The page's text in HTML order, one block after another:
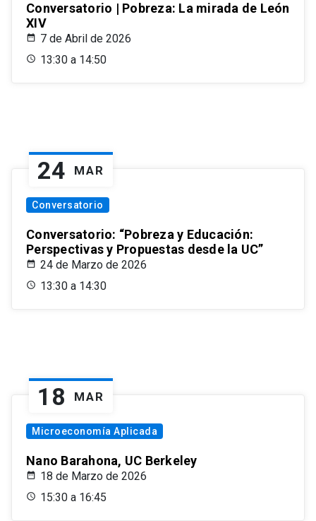
Conversatorio | Pobreza: La mirada de León
XIV
7 de Abril de 2026
13:30 a 14:50
24 MAR
Conversatorio
Conversatorio: “Pobreza y Educación:
Perspectivas y Propuestas desde la UC”
24 de Marzo de 2026
13:30 a 14:30
18 MAR
Microeconomía Aplicada
Nano Barahona, UC Berkeley
18 de Marzo de 2026
15:30 a 16:45